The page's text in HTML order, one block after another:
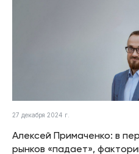
27 декабря 2024 г.
Алексей Примаченко: в
рынков «падает»,